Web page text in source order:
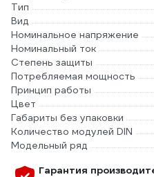
Тип
Вид
Номинальное напряжение
Номинальный ток
Степень защиты
Потребляемая мощность
Принцип работы
Цвет
Габариты без упаковки
Количество модулей DIN
Модельный ряд
Гарантия